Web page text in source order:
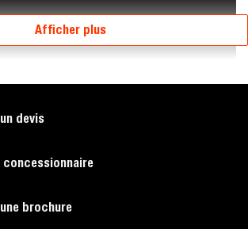
Afficher plus
devis
concessionnaire
brochure